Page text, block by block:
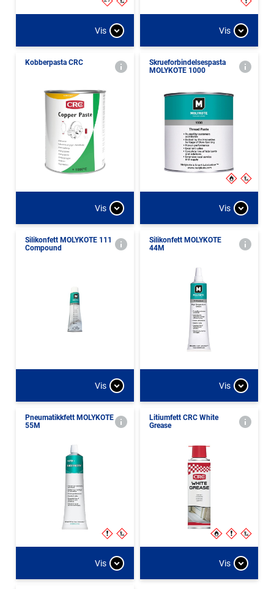
Vis Vis
Kobberpasta CRC
Vis
Skrueforbindelsespasta
MOLYKOTE 1000
Vis
Silikonfett MOLYKOTE 111
Compound
Vis
Silikonfett MOLYKOTE
44M
Vis
Pneumatikkfett MOLYKOTE
55M
Vis
Litiumfett CRC White
Grease
Vis